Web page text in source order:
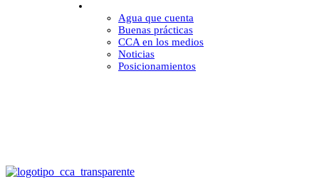
Agua que cuenta
Buenas prácticas
CCA en los medios
Noticias
Posicionamientos